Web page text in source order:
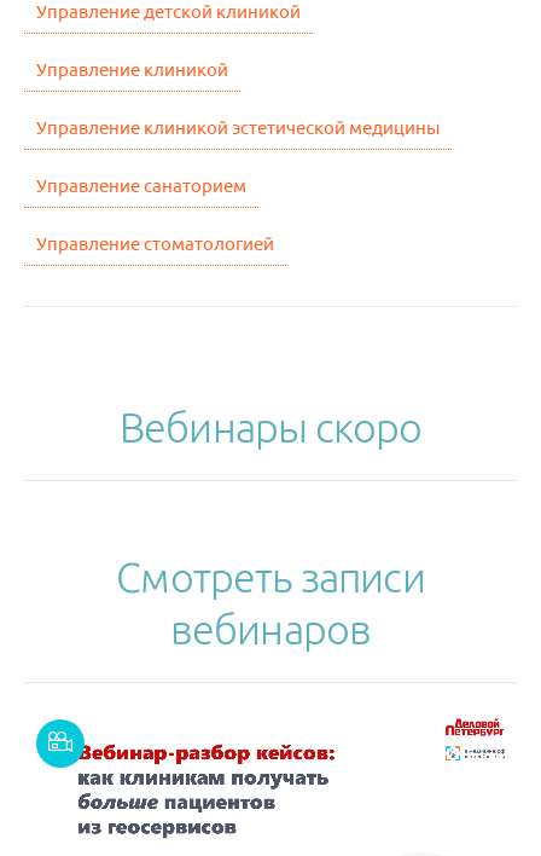
Управление детской клиникой
Управление клиникой
Управление клиникой эстетической медицины
Управление санаторием
Управление стоматологией
Вебинары скоро
Смотреть записи
вебинаров
Смотреть
запись